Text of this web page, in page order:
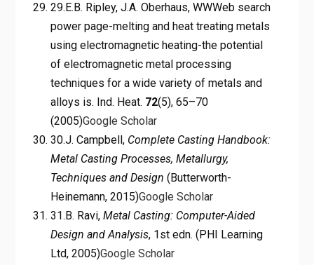
29.E.B. Ripley, J.A. Oberhaus, WWWeb search
power page-melting and heat treating metals
using electromagnetic heating-the potential
of electromagnetic metal processing
techniques for a wide variety of metals and
alloys is. Ind. Heat. 72(5), 65–70
(2005)Google Scholar
30.J. Campbell, Complete Casting Handbook:
Metal Casting Processes, Metallurgy,
Techniques and Design (Butterworth-
Heinemann, 2015)Google Scholar
31.B. Ravi, Metal Casting: Computer-Aided
Design and Analysis, 1st edn. (PHI Learning
Ltd, 2005)Google Scholar